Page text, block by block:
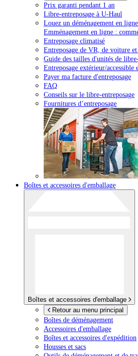
Prix garanti pendant 1 an
Libre-entreposage à U-Haul
Louez un déménagement en
Emménagement en ligne :
Entreposage climatisé
Entreposage de VR, de voiture et
Guide des tailles d'unités de
Entreposage extérieur/accessible
Payer ma facture d'entreposage
FAQ
Conseils sur le libre-entreposage
Fournitures d’entreposage
Boîtes et accessoires d'emballage
Boîtes et accessoires d'emballage
Retour au menu principal
Boîtes de déménagement
Accessoires d'emballage
Boîtes et accessoires d'expédition
Housses et sacs